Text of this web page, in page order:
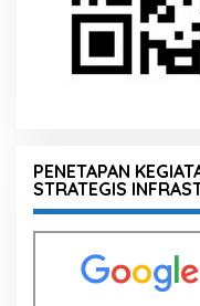
PENETAPAN
STRATEGIS